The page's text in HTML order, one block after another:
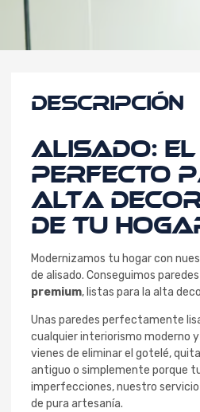
Descripción
ALISADO:
Perfecto
Alta
de tu
Modernizamos tu hogar con
de alisado. Conseguimos
premium, listas para la alta
Unas paredes perfectamente
cualquier interiorismo moderno
vienes de eliminar el gotelé,
antiguo o simplemente porque
imperfecciones, nuestro
de pura artesanía.